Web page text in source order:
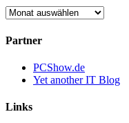
Archiv
Partner
PCShow.de
Yet another IT Blog
Links